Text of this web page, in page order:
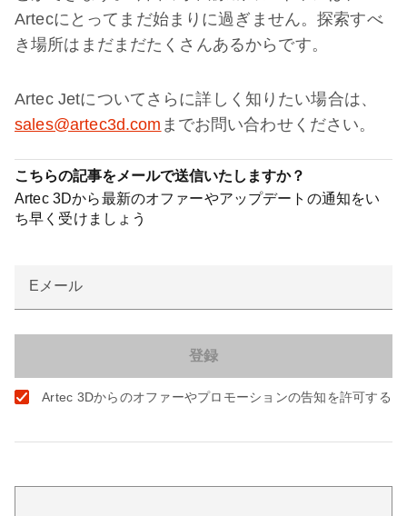
Artecにとってまだ始まりに過ぎません。探索すべ
き場所はまだまだたくさんあるからです。
Artec Jetについてさらに詳しく知りたい場合は、
sales@artec3d.com までお問い合わせください。
こちらの記事をメールで送信いたしますか？
Artec 3Dから最新のオファーやアップデートの通知をい
ち早く受けましょう
Eメール
Artec 3Dからのオファーやプロモーションの告知を許可する